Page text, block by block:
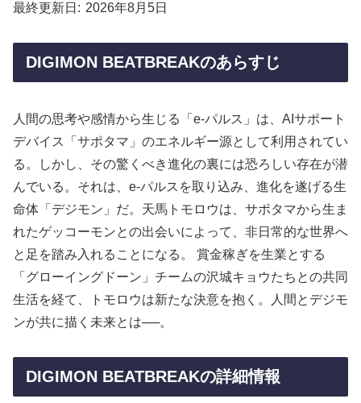
最終更新日 2026年8月5日
DIGIMON BEATBREAKのあらすじ
人間の思考や感情から生じる「e-パルス」は、AIサポート
デバイス「サポタマ」のエネルギー源として利用されてい
る。しかし、その驚くべき進化の裏には恐ろしい存在が潜
んでいる。それは、e-パルスを取り込み、進化を遂げる生
命体「デジモン」だ。天馬トモロウは、サポタマから生ま
れたゲッコーモンとの出会いによって、非日常的な世界へ
と足を踏み入れることになる。 賞金稼ぎを生業とする
「グローイングドーン」チームの沢城キョウたちとの共同
生活を経て、トモロウは新たな決意を抱く。人間とデジモ
ンが共に描く未来とは──。
DIGIMON BEATBREAKの詳細情報